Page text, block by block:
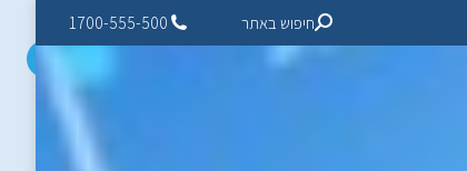
חיפוש באתר 1700-555-500